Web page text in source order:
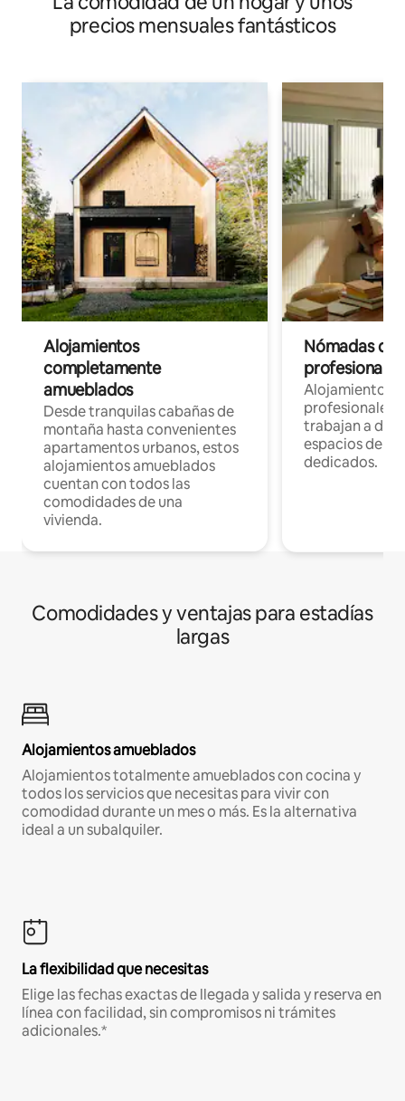
precios mensuales fantásticos
Alojamientos
completamente
amueblados
Desde tranquilas cabañas de
montaña hasta convenientes
apartamentos urbanos, estos
alojamientos amueblados
cuentan con todos las
comodidades de una
vivienda.
Nómadas
Alojamientos
profesionales
trabajan a
espacios de
dedicados.
Comodidades y ventajas para estadías
largas
Alojamientos amueblados
Alojamientos totalmente amueblados con cocina y
todos los servicios que necesitas para vivir con
comodidad durante un mes o más. Es la alternativa
ideal a un subalquiler.
La flexibilidad que necesitas
Elige las fechas exactas de llegada y salida y reserva en
línea con facilidad, sin compromisos ni trámites
adicionales.*